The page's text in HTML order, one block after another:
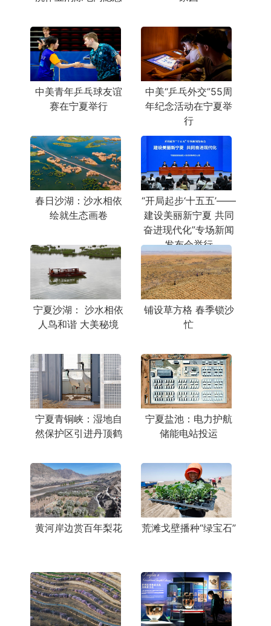
中美青年乒乓球友谊
赛在宁夏举行
中美“乒乓外交”55周
年纪念活动在宁夏举
行
春日沙湖：沙水相依
绘就生态画卷
“开局起步‘十五五’——
建设美丽新宁夏 共同
奋进现代化”专场新闻
发布会举行
宁夏沙湖： 沙水相依
人鸟和谐 大美秘境
铺设草方格 春季锁沙
忙
宁夏青铜峡：湿地自
然保护区引进丹顶鹤
宁夏盐池：电力护航
储能电站投运
黄河岸边赏百年梨花 荒滩戈壁播种“绿宝石”